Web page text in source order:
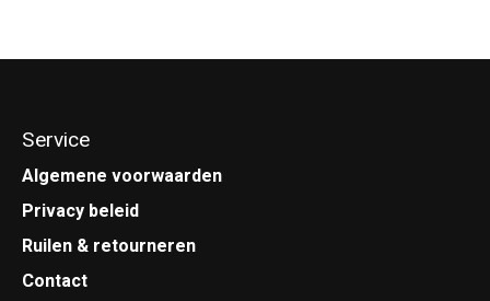
Service
Algemene voorwaarden
Privacy beleid
Ruilen & retourneren
Contact